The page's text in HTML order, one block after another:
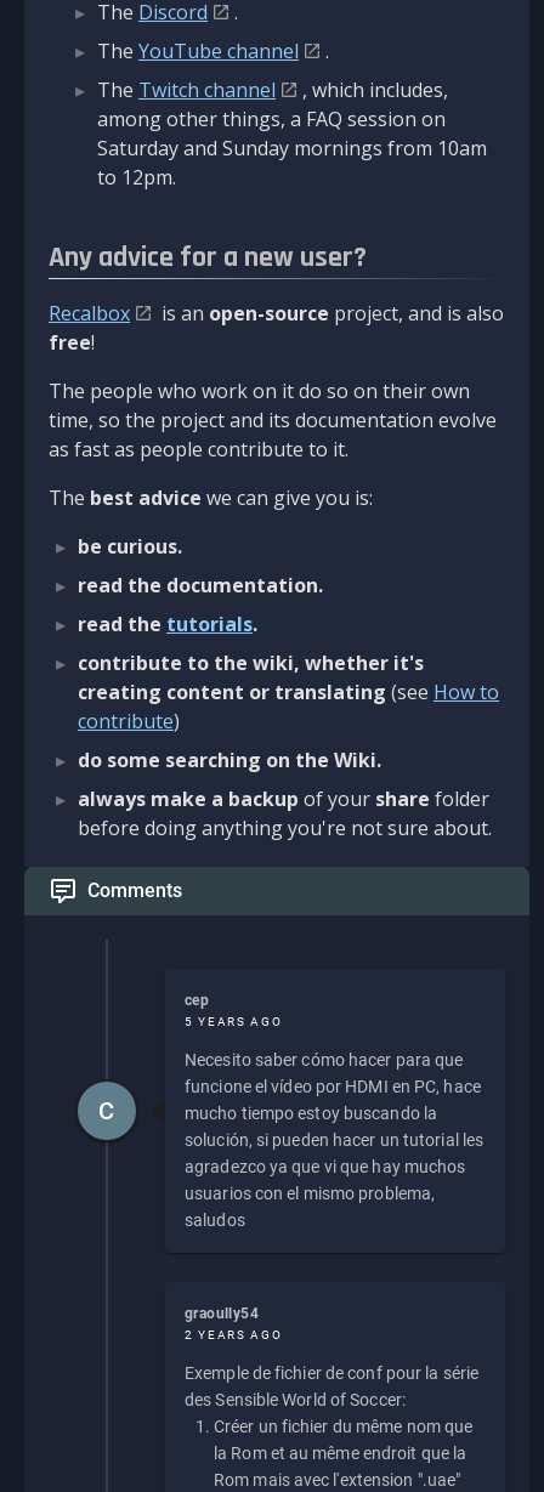
The Discord
.
The YouTube channel
.
The Twitch channel
, which includes,
among other things, a FAQ session on
Saturday and Sunday mornings from 10am
to 12pm.
Any advice for a new user?
Recalbox is an open-source project, and is also
free!
The people who work on it do so on their own
time, so the project and its documentation evolve
as fast as people contribute to it.
The best advice we can give you is:
be curious.
read the documentation.
read the tutorials.
contribute to the wiki, whether it's
creating content or translating (see How to
contribute)
do some searching on the Wiki.
always make a backup of your share folder
before doing anything you're not sure about.
Comments
cep
5 YEARS AGO
Necesito saber cómo hacer para que
funcione el vídeo por HDMI en PC, hace
mucho tiempo estoy buscando la
solución, si pueden hacer un tutorial les
agradezco ya que vi que hay muchos
usuarios con el mismo problema,
saludos
C
graoully54
2 YEARS AGO
Exemple de fichier de conf pour la série
des Sensible World of Soccer:
Créer un fichier du même nom que
la Rom et au même endroit que la
Rom mais avec l'extension ".uae"